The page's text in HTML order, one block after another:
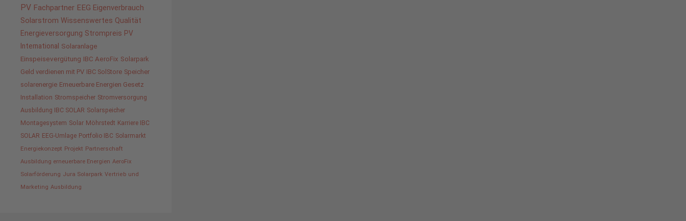
PV Fachpartner EEG Eigenverbrauch
Solarstrom Wissenswertes Qualität
Energieversorgung Strompreis PV
International Solaranlage
Einspeisevergütung IBC AeroFix Solarpark
Geld verdienen mit PV IBC SolStore Speicher
solarenergie Erneuerbare Energien Gesetz
Installation Stromspeicher Stromversorgung
Ausbildung IBC SOLAR Solarspeicher
Montagesystem Solar Möhrstedt Karriere IBC
SOLAR EEG-Umlage Portfolio IBC Solarmarkt
Energiekonzept Projekt Partnerschaft
Ausbildung erneuerbare Energien AeroFix
Solarförderung Jura Solarpark Vertrieb und
Marketing Ausbildung